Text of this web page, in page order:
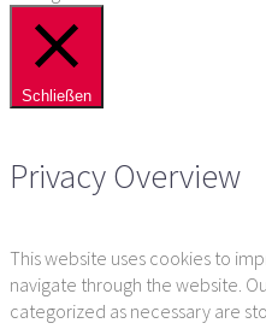
Schließen
Privacy Overview
This website uses cookies to
navigate through the website.
categorized as necessary are